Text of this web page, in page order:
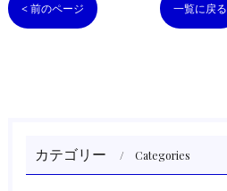
< 前のページ 一覧に戻る
カテゴリー Categories